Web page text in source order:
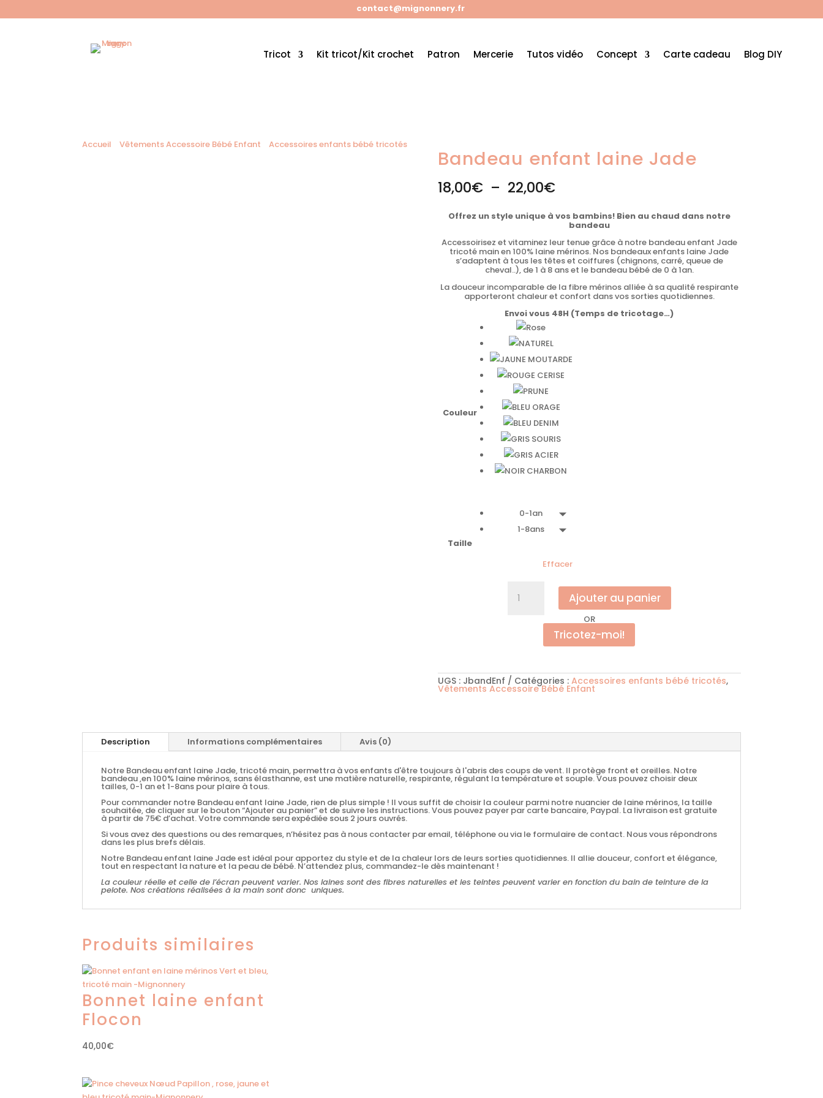
contact@mignonnery.fr
Tricot Kit tricot/Kit crochet Patron Mercerie Tutos vidéo Concept Carte cadeau Blog DIY
Accueil /Vêtements Accessoire Bébé Enfant /Accessoires enfants bébé tricotés
Bandeau enfant laine Jade
18,00€ – 22,00€Plage
de
18,00€
à22,00€
Offrez un style unique à vos bambins! Bien au chaud dans notre
bandeau
Accessoirisez et vitaminez leur tenue grâce à notre bandeau enfant Jade
tricoté main en 100% laine mérinos. Nos bandeaux enfants laine Jade
s’adaptent à tous les têtes et coiffures (chignons, carré, queue de
cheval..), de 1 à 8 ans et le bandeau bébé de 0 à 1an.
La douceur incomparable de la fibre mérinos alliée à sa qualité respirante
apporteront chaleur et confort dans vos sorties quotidiennes.
Envoi vous 48H (Temps de tricotage…)
Couleur
Taille
0-1an
1-8ans
Effacer
Bandeau Ajouter au panier
OR
Tricotez-moi!
UGS : JbandEnf Catégories : Accessoires enfants bébé tricotés,
Vêtements Accessoire Bébé Enfant
Description Informations complémentaires Avis (0)
Notre Bandeau enfant laine Jade, tricoté main, permettra à vos enfants d'être toujours à l'abris des coups de vent. Il protège front et oreilles. Notre
bandeau ,en 100% laine mérinos, sans élasthanne, est une matière naturelle, respirante, régulant la température et souple. Vous pouvez choisir deux
tailles, 0-1 an et 1-8ans pour plaire à tous.
Pour commander notre Bandeau enfant laine Jade, rien de plus simple ! Il vous suffit de choisir la couleur parmi notre nuancier de laine mérinos, la taille
souhaitée, de cliquer sur le bouton “Ajouter au panier” et de suivre les instructions. Vous pouvez payer par carte bancaire, Paypal. La livraison est gratuite
à partir de 75€ d’achat. Votre commande sera expédiée sous 2 jours ouvrés.
Si vous avez des questions ou des remarques, n’hésitez pas à nous contacter par email, téléphone ou via le formulaire de contact. Nous vous répondrons
dans les plus brefs délais.
Notre Bandeau enfant laine Jade est idéal pour apportez du style et de la chaleur lors de leurs sorties quotidiennes. Il allie douceur, confort et élégance,
tout en respectant la nature et la peau de bébé. N’attendez plus, commandez-le dès maintenant !
La couleur réelle et celle de l’écran peuvent varier. Nos laines sont des fibres naturelles et les teintes peuvent varier en fonction du bain de teinture de la
pelote. Nos créations réalisées à la main sont donc uniques.
Produits similaires
Bonnet laine enfant
Flocon
40,00€